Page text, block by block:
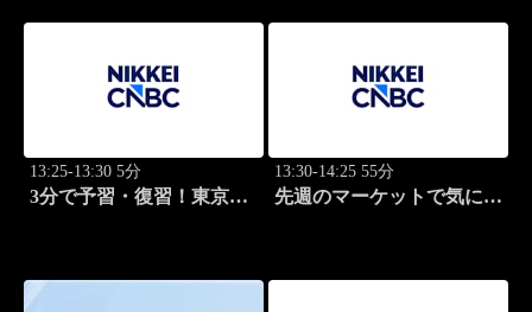
13:25-13:30 5分
3分で予習・復習！東京市
13:30-14:25 55分
先週のマーケットで気にな